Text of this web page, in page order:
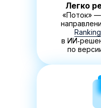
Легко
«Поток»
в
по